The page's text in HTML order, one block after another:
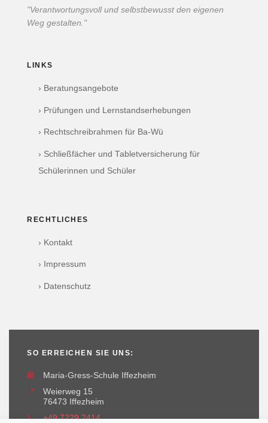
"Verantwortungsvoll und selbstbewusst den eigenen
Weg gestalten."
LINKS
› Beratungsangebote
› Prüfungen und Lernstandserhebungen
› Rechtschreibrahmen für Ba-Wü
› Schließfächer und Tabletversicherung für
Schülerinnen und Schüler
RECHTLICHES
› Kontakt
› Impressum
› Datenschutz
SO ERREICHEN SIE UNS:
🏫
Maria-Gress-Schule Iffezheim
📍
Weierweg 15
76473 Iffezheim
📞
+49 7229 2414